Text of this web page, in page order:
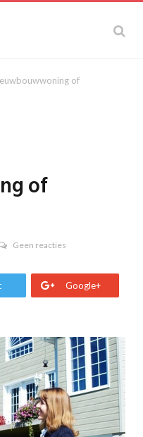
of
of
Geen reacties
Google+